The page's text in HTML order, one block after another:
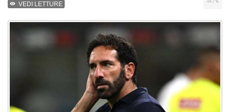
VEDI LETTURE